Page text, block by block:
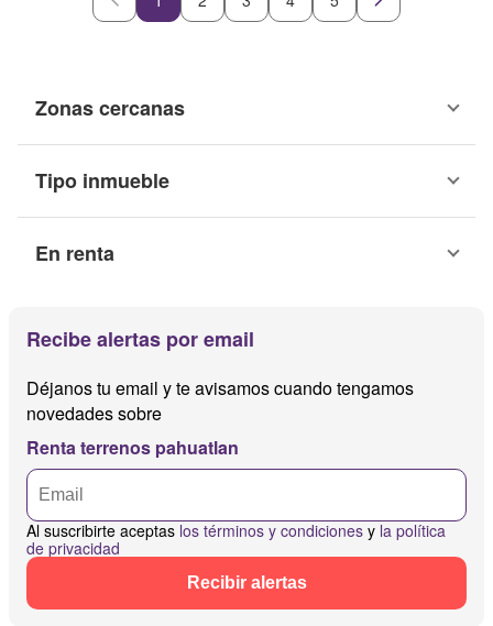
Zonas cercanas
Tipo inmueble
En renta
Recibe alertas por email
Déjanos tu email y te avisamos cuando tengamos
novedades sobre
Renta terrenos pahuatlan
Al suscribirte aceptas los términos y condiciones y la política
de privacidad
Recibir alertas